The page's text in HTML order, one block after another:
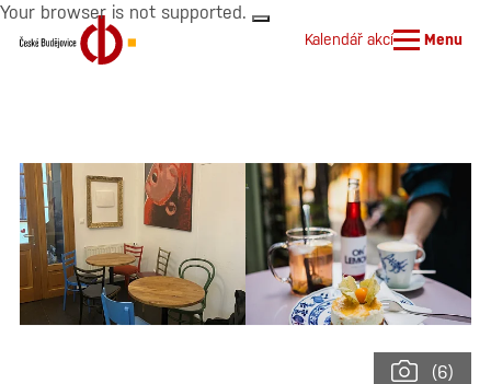
Your browser is not supported.
Kalendář akcí Menu
(6)